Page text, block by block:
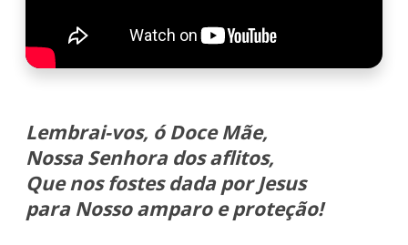
Lembrai-vos, ó Doce Mãe,
Nossa Senhora dos aflitos,
Que nos fostes dada por Jesus
para Nosso amparo e proteção!